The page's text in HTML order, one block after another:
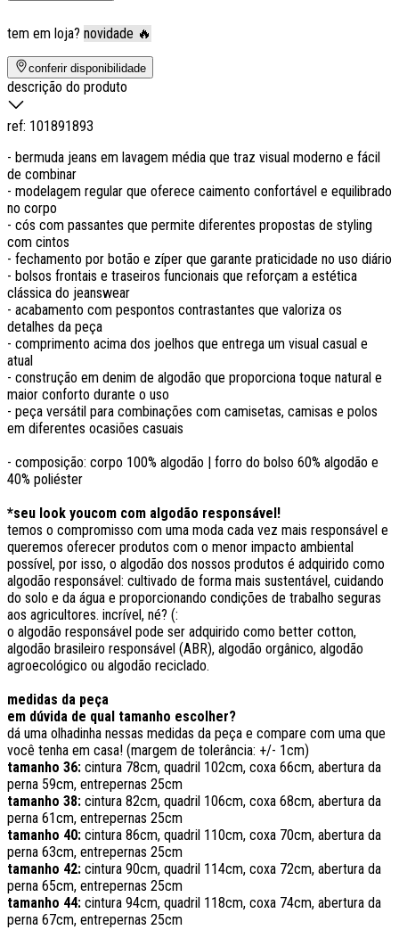
tem em loja? novidade 🔥
conferir disponibilidade
descrição do produto
ref: 101891893
- bermuda jeans em lavagem média que traz visual moderno e fácil
de combinar
- modelagem regular que oferece caimento confortável e equilibrado
no corpo
- cós com passantes que permite diferentes propostas de styling
com cintos
- fechamento por botão e zíper que garante praticidade no uso diário
- bolsos frontais e traseiros funcionais que reforçam a estética
clássica do jeanswear
- acabamento com pespontos contrastantes que valoriza os
detalhes da peça
- comprimento acima dos joelhos que entrega um visual casual e
atual
- construção em denim de algodão que proporciona toque natural e
maior conforto durante o uso
- peça versátil para combinações com camisetas, camisas e polos
em diferentes ocasiões casuais
- composição: corpo 100% algodão | forro do bolso 60% algodão e
40% poliéster
*seu look youcom com algodão responsável!
temos o compromisso com uma moda cada vez mais responsável e
queremos oferecer produtos com o menor impacto ambiental
possível, por isso, o algodão dos nossos produtos é adquirido como
algodão responsável: cultivado de forma mais sustentável, cuidando
do solo e da água e proporcionando condições de trabalho seguras
aos agricultores. incrível, né? (:
o algodão responsável pode ser adquirido como better cotton,
algodão brasileiro responsável (ABR), algodão orgânico, algodão
agroecológico ou algodão reciclado.
medidas da peça
em dúvida de qual tamanho escolher?
dá uma olhadinha nessas medidas da peça e compare com uma que
você tenha em casa! (margem de tolerância: +/- 1cm)
tamanho 36: cintura 78cm, quadril 102cm, coxa 66cm, abertura da
perna 59cm, entrepernas 25cm
tamanho 38: cintura 82cm, quadril 106cm, coxa 68cm, abertura da
perna 61cm, entrepernas 25cm
tamanho 40: cintura 86cm, quadril 110cm, coxa 70cm, abertura da
perna 63cm, entrepernas 25cm
tamanho 42: cintura 90cm, quadril 114cm, coxa 72cm, abertura da
perna 65cm, entrepernas 25cm
tamanho 44: cintura 94cm, quadril 118cm, coxa 74cm, abertura da
perna 67cm, entrepernas 25cm